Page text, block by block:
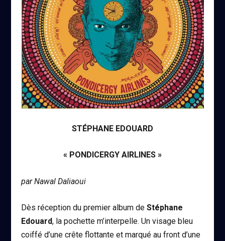
STÉPHANE EDOUARD
« PONDICERGY AIRLINES »
par Nawal Daliaoui
Dès réception du premier album deStéphane
Edouard, la pochette m’interpelle. Un visage bleu
coiffé d’une crête flottante et marqué au front d’une